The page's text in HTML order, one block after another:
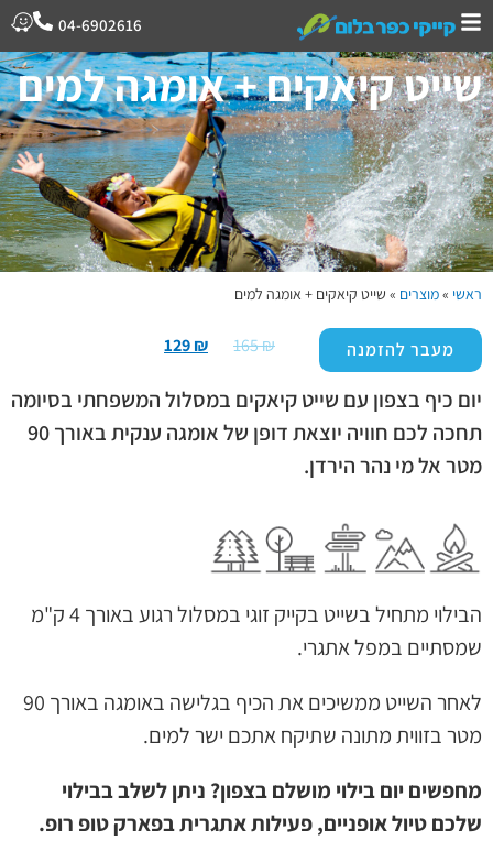
04-6902616
שייט קיאקים + אומגה למים
ראשי »מוצרים » שייט קיאקים + אומגה למים
מעבר להזמנה 165₪
129₪
יום כיף בצפון עם שייט קיאקים במסלול המשפחתי בסיומה
תחכה לכם חוויה יוצאת דופן של אומגה ענקית באורך 90
מטר אל מי נהר הירדן.
הבילוי מתחיל בשייט בקייק זוגי במסלול רגוע באורך 4 ק"מ
שמסתיים במפל אתגרי.
לאחר השייט ממשיכים את הכיף בגלישה באומגה באורך 90
מטר בזווית מתונה שתיקח אתכם ישר למים.
מחפשים יום בילוי מושלם בצפון? ניתן לשלב בבילוי
שלכם טיול אופניים, פעילות אתגרית בפארק טופ רופ.